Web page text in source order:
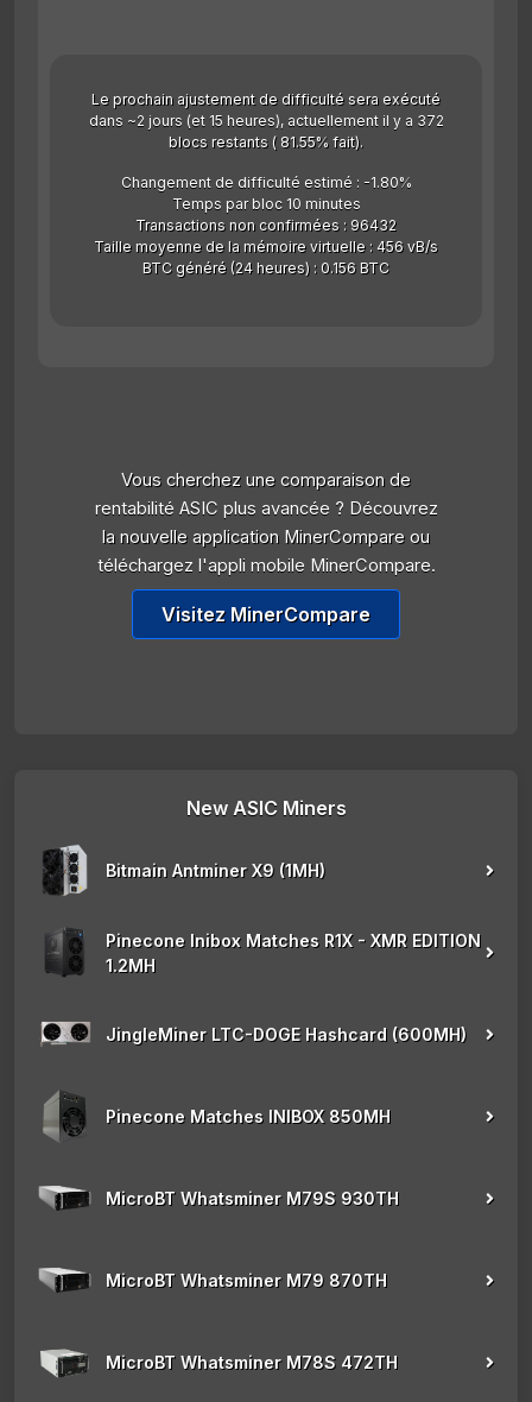
Le prochain ajustement de difficulté sera exécuté
dans ~2 jours (et 15 heures), actuellement il y a 372
blocs restants ( 81.55% fait).
Changement de difficulté estimé : -1.80%
Temps par bloc 10 minutes
Transactions non confirmées : 96432
Taille moyenne de la mémoire virtuelle : 456 vB/s
BTC généré (24 heures) : 0.156 BTC
Vous cherchez une comparaison de
rentabilité ASIC plus avancée ? Découvrez
la nouvelle application MinerCompare ou
téléchargez l'appli mobile MinerCompare.
Visitez MinerCompare
New ASIC Miners
Bitmain Antminer X9 (1MH)
Pinecone Inibox Matches R1X - XMR EDITION
1.2MH
JingleMiner LTC-DOGE Hashcard (600MH)
Pinecone Matches INIBOX 850MH
MicroBT Whatsminer M79S 930TH
MicroBT Whatsminer M79 870TH
MicroBT Whatsminer M78S 472TH